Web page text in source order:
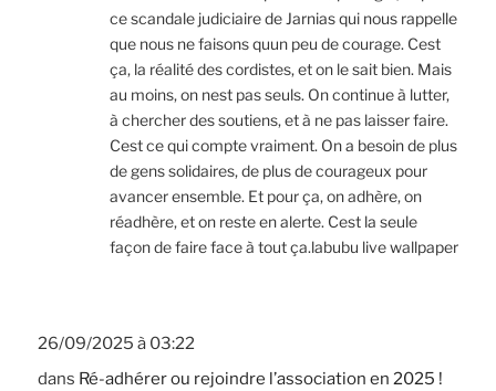
26/09/2025 à 03:22
dans Ré-adhérer ou rejoindre l’association en 2025 !
ce scandale judiciaire de Jarnias qui nous rappelle
que nous ne faisons quun peu de courage. Cest
ça, la réalité des cordistes, et on le sait bien. Mais
au moins, on nest pas seuls. On continue à lutter,
à chercher des soutiens, et à ne pas laisser faire.
Cest ce qui compte vraiment. On a besoin de plus
de gens solidaires, de plus de courageux pour
avancer ensemble. Et pour ça, on adhère, on
réadhère, et on reste en alerte. Cest la seule
façon de faire face à tout ça.labubu live wallpaper